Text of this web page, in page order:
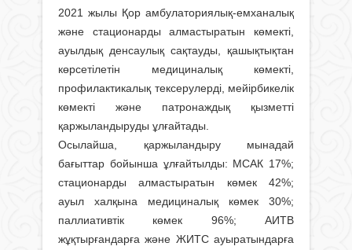
2021 жылы Қор амбулаториялық-емханалық
және стационарды алмастыратын көмекті,
ауылдық денсаулық сақтауды, қашықтықтан
көрсетілетін медициналық көмекті,
профилактикалық тексерулерді, мейірбикелік
көмекті және патронаждық қызметті
қаржыландыруды ұлғайтады.
Осылайша, қаржыландыру мынадай
бағыттар бойынша ұлғайтылды: МСАК 17%;
стационарды алмастыратын көмек 42%;
ауыл халқына медициналық көмек 30%;
паллиативтік көмек 96%; АИТВ
жұқтырғандарға және ЖИТС ауыратындарға